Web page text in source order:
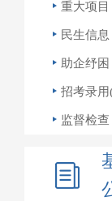
重大项目
民生信息
助企纾困
招考录
监督检查